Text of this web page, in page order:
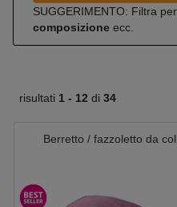
SUGGERIMENTO: Filtra per
composizione ecc.
risultati 1 - 12 di 34
Berretto / fazzoletto da